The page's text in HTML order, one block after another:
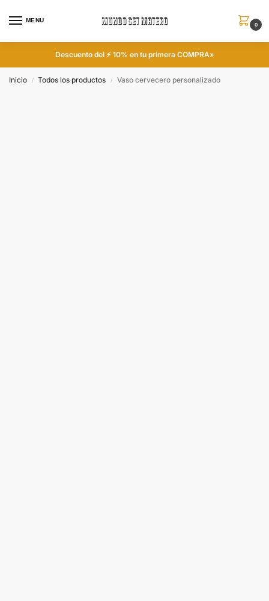
MENU
0
Descuento del ⚡ 10% en tu primera COMPRA»
Inicio / Todos los productos / Vaso cervecero personalizado